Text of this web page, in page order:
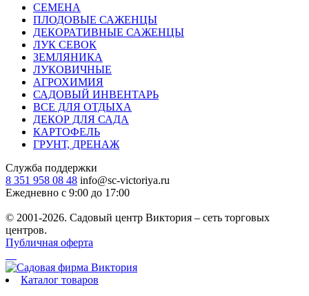
СЕМЕНА
ПЛОДОВЫЕ САЖЕНЦЫ
ДЕКОРАТИВНЫЕ САЖЕНЦЫ
ЛУК СЕВОК
ЗЕМЛЯНИКА
ЛУКОВИЧНЫЕ
АГРОХИМИЯ
САДОВЫЙ ИНВЕНТАРЬ
ВСЕ ДЛЯ ОТДЫХА
ДЕКОР ДЛЯ САДА
КАРТОФЕЛЬ
ГРУНТ, ДРЕНАЖ
Служба поддержки
8 351 958 08 48 info@sc-victoriya.ru
Ежедневно с 9:00 до 17:00
© 2001-2026. Садовый центр Виктория – сеть торговых
центров.
Публичная оферта
Каталог товаров